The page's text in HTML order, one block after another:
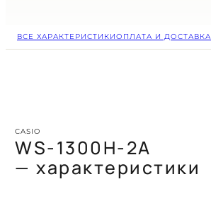
НА КАЖДЫЙ ДЕНЬ
Casio
и каноничного стиля
в магазине Jive Mag
Стиль, правящий
временем и вниманием
Венец утонченности
на вашей руке
Вам не известно,
что такое прокрастинация,
вам плевать на тренды
Вы всегда на высоте
характер
Когда судьба наносит
неожиданные удары —
ВСЕ ХАРАКТЕРИСТИКИОПЛАТА И ДОСТАВКА
CASIO
WS-1300H-2A
— характеристики